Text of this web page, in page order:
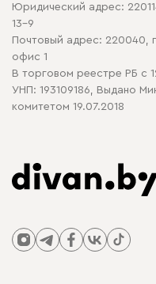
Политика в отношении
Юридический адрес:
13-9
Почтовый адрес: 220040,
офис 1
В торговом реестре РБ с
УНП: 193109186, Выдано
комитетом 19.07.2018